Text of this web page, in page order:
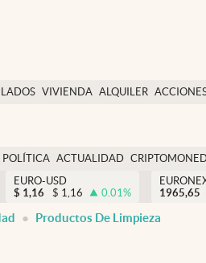
VIVIENDA ALQUILER
USA
Colombia
POLÍTICA ACTUALIDAD
EURO-USD
$ 1,16 $ 1,16 0.01%
1965,65
Productos De Limpieza